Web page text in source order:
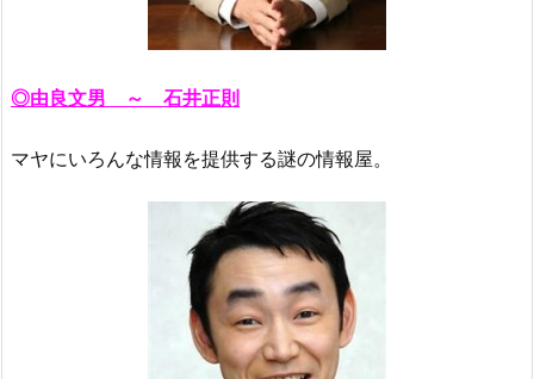
◎由良文男 ～ 石井正則
マヤにいろんな情報を提供する謎の情報屋。